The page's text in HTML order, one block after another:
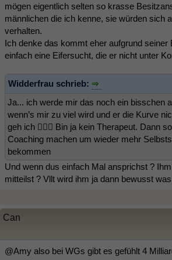
mögen eigentlich selten so krasse
männlichen die ich kenne, sie würden sich
verhalten.
Ich denke das kommt eher aufgrund seiner
einfach eine Eifersucht, die er nicht unter
Widderfrau schrieb:
Ja... ich werde mir das noch ein bisschen
wenn’s mir zu viel wird und er die Kurve
geh ich 🤷🏻‍♀️ Bin ja kein Therapeut. Dann
Coaching machen um wieder mehr
bekommen
Und wenn dus einfach Mal ansprichst ?
mitteilst ? Vllt wird ihm ja dann bewusst
Can
@Amy also bei WGs gibt es gefühlt 4